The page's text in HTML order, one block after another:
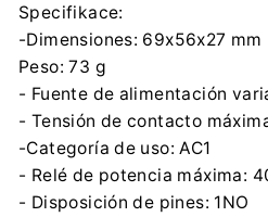
Specifikace:
-Dimensiones: 69x56x27 mm
Peso: 73 g
- Fuente de alimentación
- Tensión de contacto
-Categoría de uso: AC1
- Relé de potencia máxima:
- Disposición de pines: 1NO